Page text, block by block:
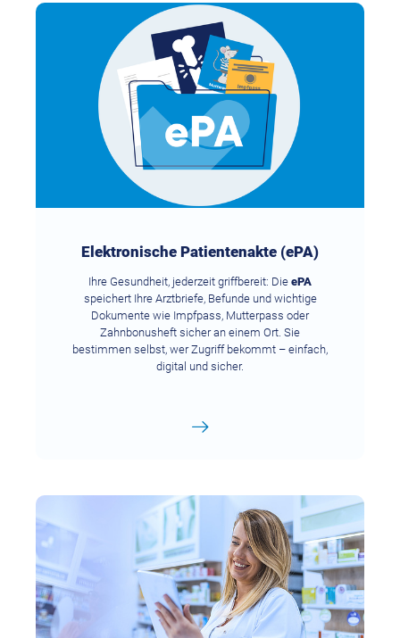
Elektronische Patientenakte (ePA)
Ihre Gesundheit, jederzeit griffbereit: Die ePA
speichert Ihre Arztbriefe, Befunde und wichtige
Dokumente wie Impfpass, Mutterpass oder
Zahnbonusheft sicher an einem Ort. Sie
bestimmen selbst, wer Zugriff bekommt – einfach,
digital und sicher.